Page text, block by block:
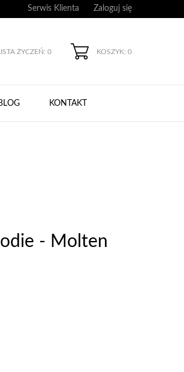
Serwis Klienta Zaloguj się
ŻYCZEŃ: 0 KOSZYK: 0
KONTAKT
- Molten